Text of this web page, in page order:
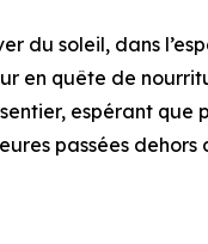
du soleil, dans
en quête de
espérant que
passées